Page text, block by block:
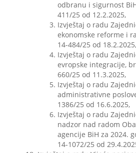
odbranu i sigurnost
411/25 od 12.2.2025,
Izvještaj o radu
ekonomske reforme i
14-484/25 od 18.2.2025,
Izvještaj o radu
evropske integracije,
660/25 od 11.3.2025,
Izvještaj o radu
administrativne
1386/25 od 16.6.2025,
Izvještaj o radu
nadzor nad radom
agencije BiH za 2024.
14-1072/25 od